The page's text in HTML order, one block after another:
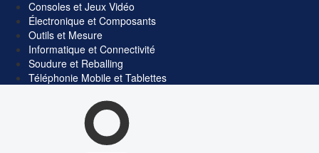
Consoles et Jeux Vidéo
Électronique et Composants
Outils et Mesure
Informatique et Connectivité
Soudure et Reballing
Téléphonie Mobile et Tablettes